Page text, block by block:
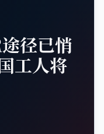
径已悄
工人将